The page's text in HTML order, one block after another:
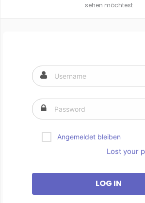
sehen möchtest
Angemeldet bleiben
Lost your